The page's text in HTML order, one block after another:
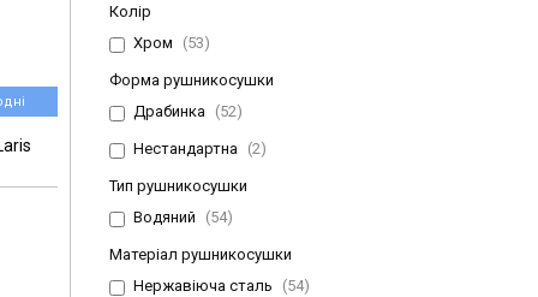
Колір
Хром
53
Форма рушникосушки
Драбинка
52
Нестандартна 2
Тип рушникосушки
Водяний
54
Матеріал рушникосушки
Нержавіюча сталь
54